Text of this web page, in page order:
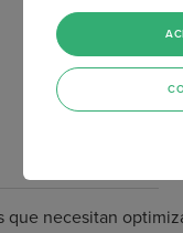
en
que necesitan